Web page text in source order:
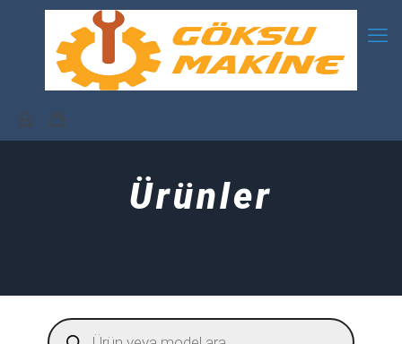
Ürünler
Products
search